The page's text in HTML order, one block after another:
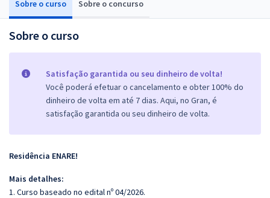
Sobre o curso Sobre o concurso
Sobre o curso
Satisfação garantida ou seu dinheiro de volta!
Você poderá efetuar o cancelamento e obter 100% do
dinheiro de volta em até 7 dias. Aqui, no Gran, é
satisfação garantida ou seu dinheiro de volta.
Residência ENARE!
Mais detalhes:
1. Curso baseado no edital nº 04/2026.